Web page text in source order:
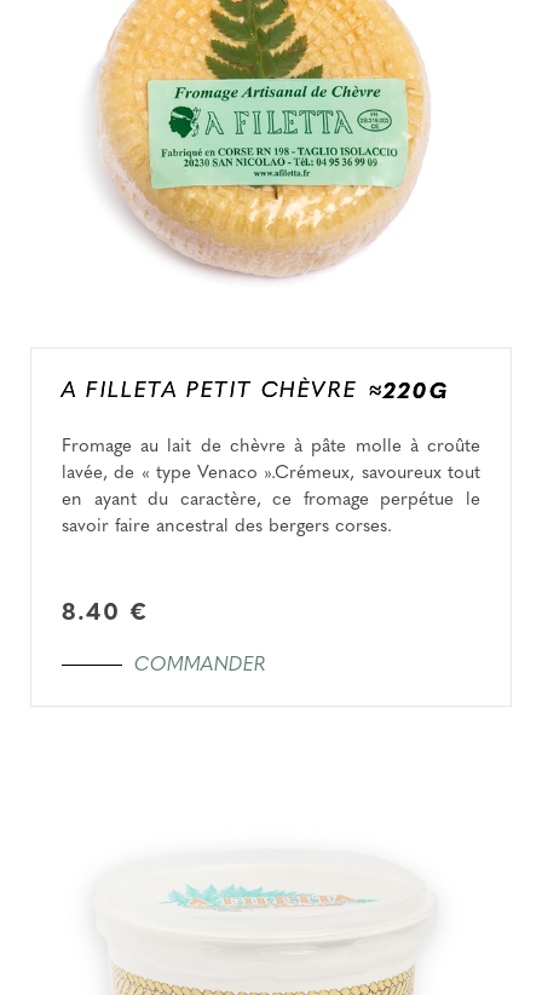
A FILLETA PETIT CHÈVRE ≈220G
Fromage au lait de chèvre à pâte molle à croûte
lavée, de « type Venaco ».Crémeux, savoureux tout
en ayant du caractère, ce fromage perpétue le
savoir faire ancestral des bergers corses.
8.40 €
COMMANDER